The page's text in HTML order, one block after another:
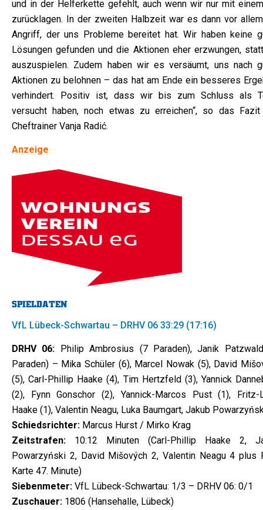
und in der Helferkette gefehlt, auch wenn wir nur mit
zurücklagen. In der zweiten Halbzeit war es dann vor
Angriff, der uns Probleme bereitet hat. Wir haben keine
Lösungen gefunden und die Aktionen eher erzwungen,
auszuspielen. Zudem haben wir es versäumt, uns nach
Aktionen zu belohnen – das hat am Ende ein besseres
verhindert. Positiv ist, dass wir bis zum Schluss als
versucht haben, noch etwas zu erreichen“, so das
Cheftrainer Vanja Radić.
Anzeige
SPIELDATEN
VfL Lübeck-Schwartau – DRHV 06 33:29 (17:16)
DRHV 06: Philip Ambrosius (7 Paraden), Janik
Paraden) – Mika Schüler (6), Marcel Nowak (5), David
(5), Carl-Phillip Haake (4), Tim Hertzfeld (3), Yannick
(2), Fynn Gonschor (2), Yannick-Marcos Pust (1), Fritz-
Haake (1), Valentin Neagu, Luka Baumgart, Jakub
Schiedsrichter: Marcus Hurst / Mirko Krag
Zeitstrafen: 10:12 Minuten (Carl-Phillip Haake 2,
Powarzyński 2, David Mišových 2, Valentin Neagu 4 plus
Karte 47. Minute)
Siebenmeter: VfL Lübeck-Schwartau: 1/3 – DRHV 06: 0/1
Zuschauer: 1806 (Hansehalle, Lübeck)